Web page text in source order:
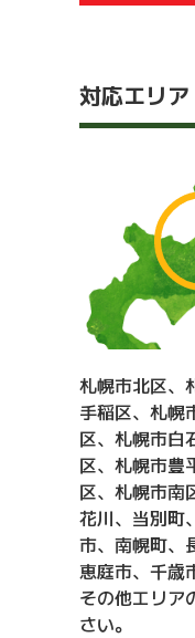
対応エリア
札幌市北区、
手稲区、札幌
区、札幌市白
区、札幌市豊
区、札幌市南
花川、当別町
市、南幌町、
恵庭市、千歳
その他エリア
さい。